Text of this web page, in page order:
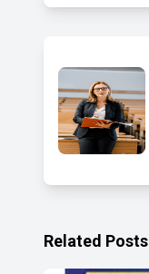
Related Posts